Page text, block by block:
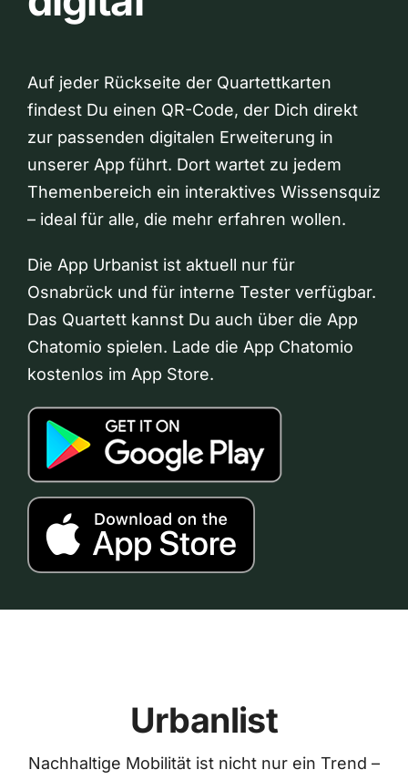
Auf jeder Rückseite der Quartettkarten
findest Du einen QR-Code, der Dich direkt
zur passenden digitalen Erweiterung in
unserer App führt. Dort wartet zu jedem
Themenbereich ein interaktives Wissensquiz
– ideal für alle, die mehr erfahren wollen.
Die App Urbanist ist aktuell nur für
Osnabrück und für interne Tester verfügbar.
Das Quartett kannst Du auch über die App
Chatomio spielen. Lade die App Chatomio
kostenlos im App Store.
Urbanlist
Nachhaltige Mobilität ist nicht nur ein Trend –